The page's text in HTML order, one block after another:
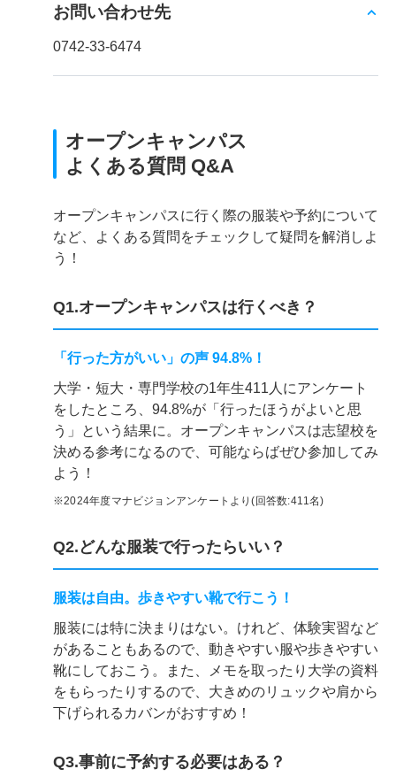
お問い合わせ先
0742-33-6474
オープンキャンパス
よくある質問 Q&A
オープンキャンパスに行く際の服装や予約について
など、よくある質問をチェックして疑問を解消しよ
う！
Q1.オープンキャンパスは行くべき？
「行った方がいい」の声 94.8%！
大学・短大・専門学校の1年生411人にアンケート
をしたところ、94.8%が「行ったほうがよいと思
う」という結果に。オープンキャンパスは志望校を
決める参考になるので、可能ならばぜひ参加してみ
よう！
※2024年度マナビジョンアンケートより(回答数:411名)
Q2.どんな服装で行ったらいい？
服装は自由。歩きやすい靴で行こう！
服装には特に決まりはない。けれど、体験実習など
があることもあるので、動きやすい服や歩きやすい
靴にしておこう。また、メモを取ったり大学の資料
をもらったりするので、大きめのリュックや肩から
下げられるカバンがおすすめ！
Q3.事前に予約する必要はある？